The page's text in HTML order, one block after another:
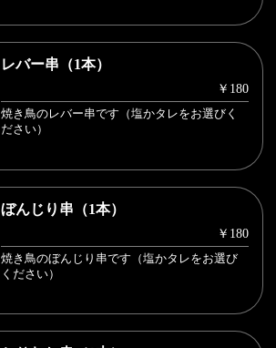
レバー串（1本）
￥180
焼き鳥のレバー串です（塩かタレをお選びく
ださい）
ぼんじり串（1本）
￥180
焼き鳥のぼんじり串です（塩かタレをお選び
ください）